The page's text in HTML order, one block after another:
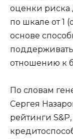
оценки риска
по шкале от 1
основе
отношению к
По словам
Сергея
рейтинги